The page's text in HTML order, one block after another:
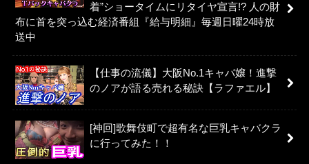
着”ショータイムにリタイヤ宣言!? 人の財
布に首を突っ込む経済番組『給与明細』毎週日曜24時放
送中
【仕事の流儀】大阪No.1キャバ嬢！進撃
のノアが語る売れる秘訣【ラファエル】
[神回]歌舞伎町で超有名な巨乳キャバクラ
に行ってみた！！